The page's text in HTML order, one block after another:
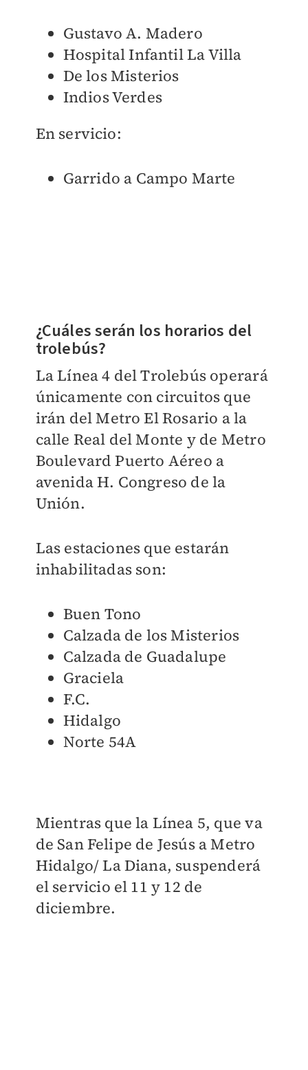
Gustavo A. Madero
Hospital Infantil La Villa
De los Misterios
Indios Verdes
En servicio:
Garrido a Campo Marte
¿Cuáles serán los horarios del
trolebús?
La Línea 4 del Trolebús operará
únicamente con circuitos que
irán del Metro El Rosario a la
calle Real del Monte y de Metro
Boulevard Puerto Aéreo a
avenida H. Congreso de la
Unión.
Las estaciones que estarán
inhabilitadas son:
Buen Tono
Calzada de los Misterios
Calzada de Guadalupe
Graciela
F.C.
Hidalgo
Norte 54A
Mientras que la Línea 5, que va
de San Felipe de Jesús a Metro
Hidalgo/ La Diana, suspenderá
el servicio el 11 y 12 de
diciembre.